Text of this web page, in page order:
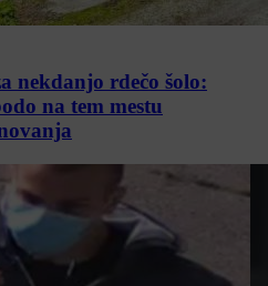
nekdanjo rdečo šolo:
na tem mestu